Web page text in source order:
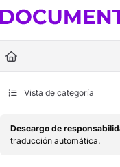
Documentation
Fetch the complete
Use this file to discover all
Vista de categoría
Descargo de
traducción automática.